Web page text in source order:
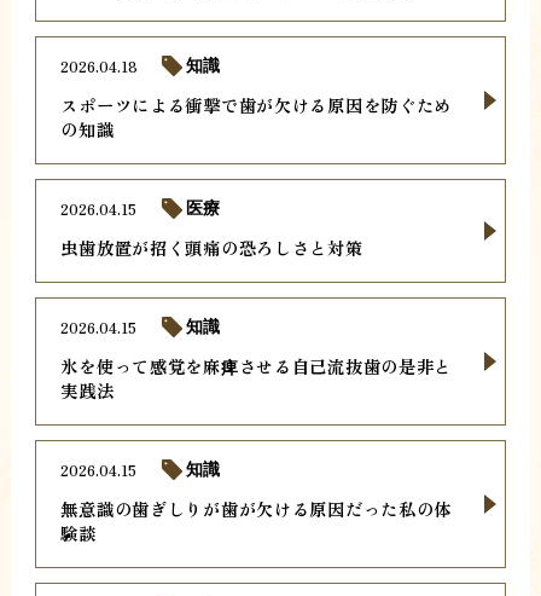
スポーツによる衝撃で歯が欠ける原因を防ぐため
の知識
2026.04.18 知識
虫歯放置が招く頭痛の恐ろしさと対策
2026.04.15 医療
氷を使って感覚を麻痺させる自己流抜歯の是非と
実践法
2026.04.15 知識
無意識の歯ぎしりが歯が欠ける原因だった私の体
験談
2026.04.15 知識